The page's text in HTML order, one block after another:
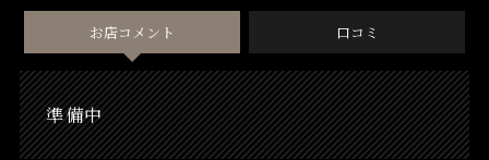
お店コメント 口コミ
準備中